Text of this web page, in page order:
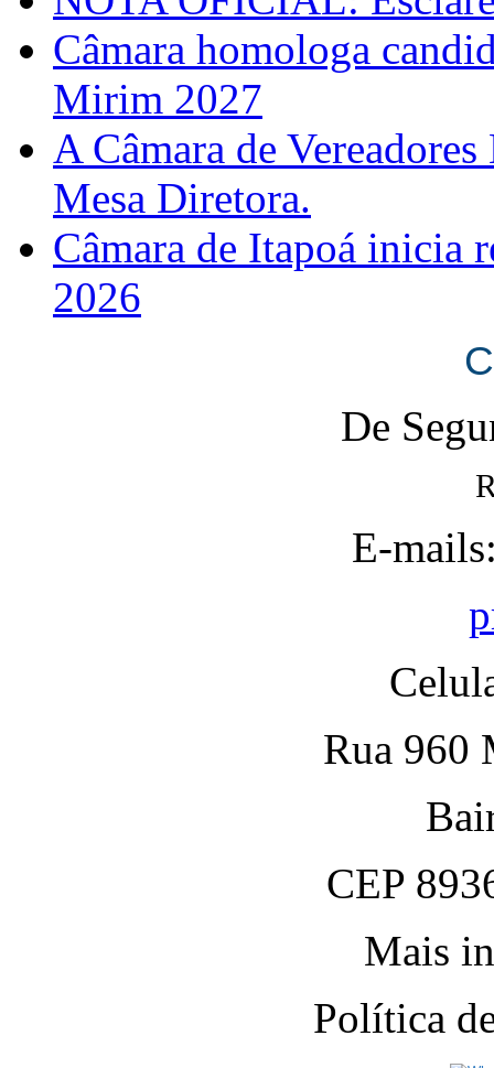
Câmara homologa
Mirim 2027
A Câmara de
Mesa Diretora.
Câmara de Itapoá inicia
2026
De
E-
Rua 960
CEP
Mais
Política